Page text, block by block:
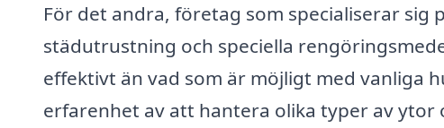
För det andra, företag som specialiserar
städutrustning och speciella
effektivt än vad som är möjligt med vanliga
erfarenhet av att hantera olika typer av ytor